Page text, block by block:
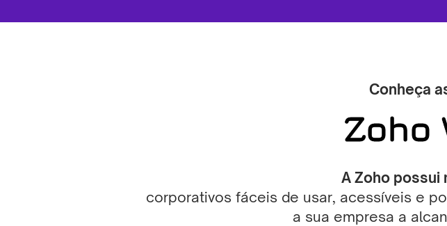
Conheça
Zoho
A Zoho possui
corporativos fáceis de usar, acessíveis e
a sua empresa a